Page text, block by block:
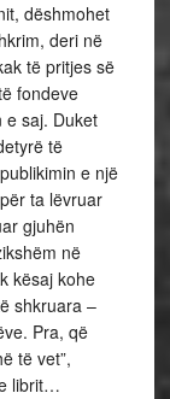
dëshmohet
deri në
të pritjes së
fondeve
e saj. Duket
të
e një
ta lëvruar
gjuhën
në
kësaj kohe
shkruara –
Pra, që
të vet”,
librit…